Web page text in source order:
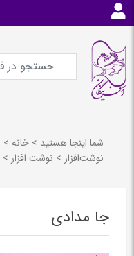
شما اینجا هستید > خانه >
نوشت‌افزار > نوشت افزار >
جا مدادی